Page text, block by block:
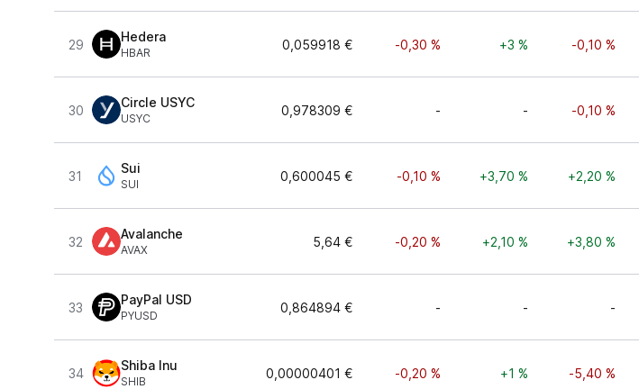
29
Hedera
HBAR
0,059918 € -0,30 % +3 % -0,10 %
30
Circle USYC
USYC
0,978309 € - - -0,10 %
31
Sui
SUI
0,600045 € -0,10 % +3,70 % +2,20 %
32
Avalanche
AVAX
5,64 € -0,20 % +2,10 % +3,80 %
33
PayPal USD
PYUSD
0,864894 € - - -
34
Shiba Inu
SHIB
0,00000401 € -0,20 % +1 % -5,40 %